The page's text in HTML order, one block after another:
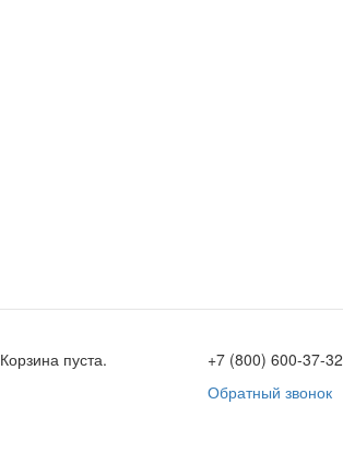
Корзина пуста.
+7 (800) 600-37-32
Обратный звонок